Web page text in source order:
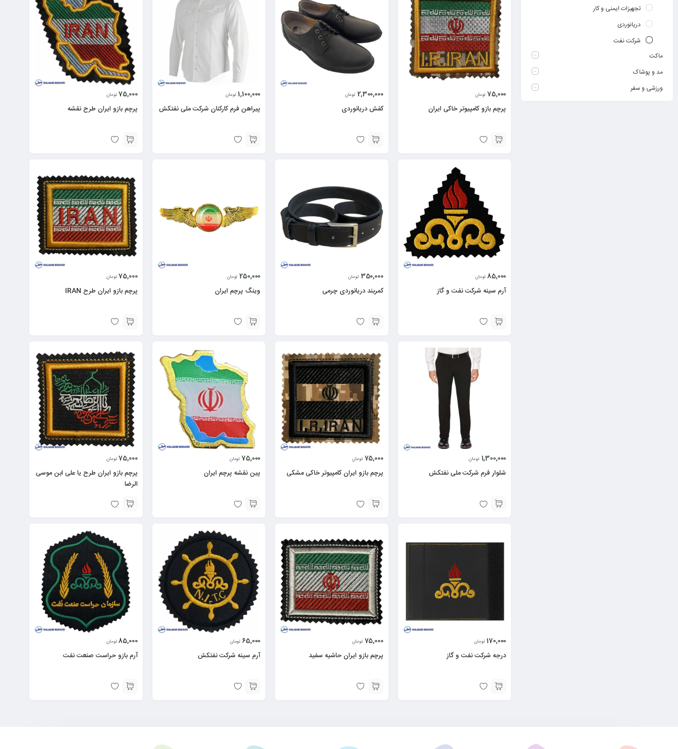
تجهیزات ایمنی و کار
دریانوردی
شرکت نفت
ماکت
مد و پوشاک
ورزشی و سفر
75,000 تومان
پرچم بازو کامپیوتر خاکی ایران
2,300,000 تومان
کفش دریانوردی
1,100,000 تومان
پیراهن فرم کارکنان شرکت ملی نفتکش
75,000 تومان
پرچم بازو ایران طرح نقشه
85,000 تومان
آرم سینه شرکت نفت و گاز
350,000 تومان
کمربند دریانوردی چرمی
250,000 تومان
وینگ پرچم ایران
75,000 تومان
پرچم بازو ایران طرح IRAN
1,300,000 تومان
شلوار فرم شرکت ملی نفتکش
75,000 تومان
پرچم بازو ایران کامپیوتر خاکی مشکی
75,000 تومان
پین نقشه پرچم ایران
75,000 تومان
پرچم بازو ایران طرح یا علی ابن موسی
الرضا
170,000 تومان
درجه شرکت نفت و گاز
75,000 تومان
پرچم بازو ایران حاشیه سفید
65,000 تومان
آرم سینه شرکت نفتکش
85,000 تومان
آرم بازو حراست صنعت نفت